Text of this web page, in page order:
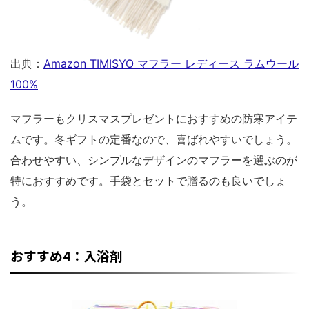
出典： Amazon TIMISYO マフラー レディース ラムウール
100%
マフラーもクリスマスプレゼントにおすすめの防寒アイテ
ムです。冬ギフトの定番なので、喜ばれやすいでしょう。
合わせやすい、シンプルなデザインのマフラーを選ぶのが
特におすすめです。手袋とセットで贈るのも良いでしょ
う。
おすすめ4：入浴剤